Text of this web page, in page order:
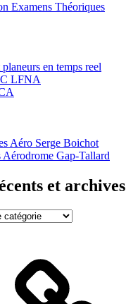
Examens Théoriques
en temps reel
LFNA
Aéro Serge Boichot
Aérodrome Gap-Tallard
et archives